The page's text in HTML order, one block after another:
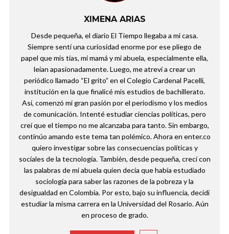
XIMENA ARIAS
Desde pequeña, el diario El Tiempo llegaba a mi casa.
Siempre sentí una curiosidad enorme por ese pliego de
papel que mis tías, mi mamá y mi abuela, especialmente ella,
leían apasionadamente. Luego, me atreví a crear un
periódico llamado “El grito” en el Colegio Cardenal Pacelli,
institución en la que finalicé mis estudios de bachillerato.
Así, comenzó mi gran pasión por el periodismo y los medios
de comunicación. Intenté estudiar ciencias políticas, pero
creí que el tiempo no me alcanzaba para tanto. Sin embargo,
continúo amando este tema tan polémico. Ahora en enter.co
quiero investigar sobre las consecuencias políticas y
sociales de la tecnología. También, desde pequeña, crecí con
las palabras de mi abuela quien decía que había estudiado
sociología para saber las razones de la pobreza y la
desigualdad en Colombia. Por esto, bajo su influencia, decidí
estudiar la misma carrera en la Universidad del Rosario. Aún
en proceso de grado.